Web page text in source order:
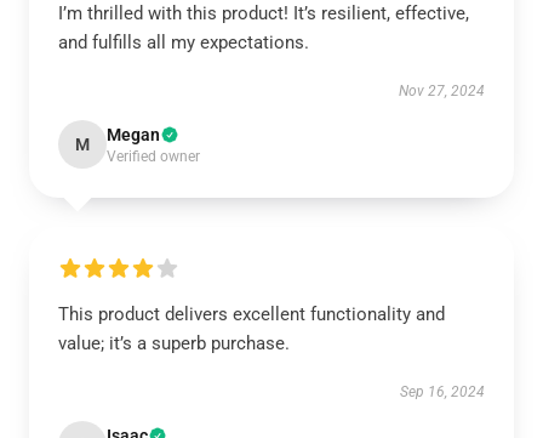
I’m thrilled with this product! It’s resilient, effective,
and fulfills all my expectations.
Nov 27, 2024
M Megan
Verified owner
This product delivers excellent functionality and
value; it’s a superb purchase.
Sep 16, 2024